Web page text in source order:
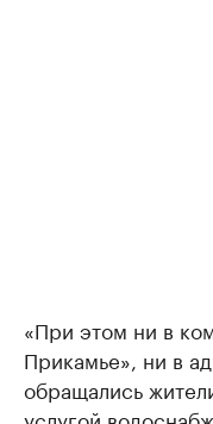
«При этом ни в
Прикамье», ни в
обращались